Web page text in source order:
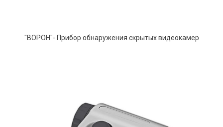
"ВОРОН"- Прибор обнаружения скрытых видеокамер